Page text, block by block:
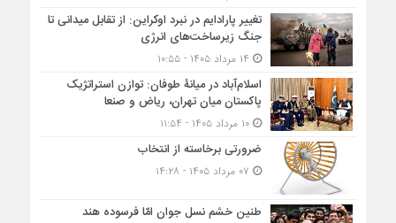
تغییر پارادایم در نبرد اوکراین: از تقابل میدانی تا
جنگ زیرساخت‌های انرژی
اسلام‌آباد در میانۀ طوفان: توازن استراتژیک
پاکستان میان تهران، ریاض و صنعا
۱۰ مرداد ۱۴۰۵ - ۱۱:۵۴
ضرورتی برخاسته از انتخاب
طنین خشم نسل جوان امّا فرسوده هند